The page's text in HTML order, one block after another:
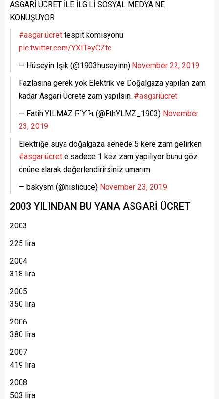
ASGARİ ÜCRET İLE İLGİLİ SOSYAL MEDYA NE
KONUŞUYOR
#asgariücret tespit komisyonu
pic.twitter.com/YXITeyCZtc
— Hüseyin Işık (@1903huseyinn) November 22, 2019
Fazlasına gerek yok Elektrik ve Doğalgaza yapılan zam
kadar Asgari Ücrete zam yapılsın. #asgariücret
— Fatih YILMAZ ϜϓſϞ (@FthYLMZ_1903) November
23, 2019
Elektriğe suya doğalgaza senede 5 kere zam gelirken
#asgariücret e sadece 1 kez zam yapılıyor bunu göz
önüne alarak değerlendirirsiniz umarım
— bskysm (@hislicuce) November 23, 2019
2003 YILINDAN BU YANA ASGARİ ÜCRET
2003
225 lira
2004
318 lira
2005
350 lira
2006
380 lira
2007
419 lira
2008
503 lira